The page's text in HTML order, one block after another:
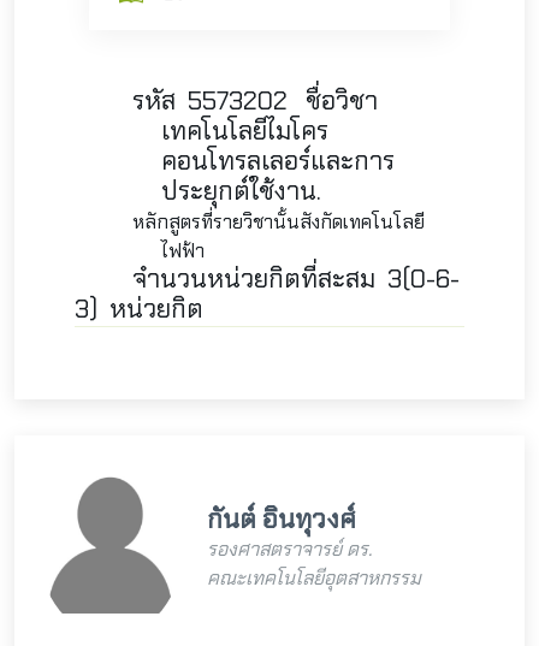
รหัส 5573202 ชื่อวิชา
เทคโนโลยีไมโคร
คอนโทรลเลอร์และการ
ประยุกต์ใช้งาน.
หลักสูตรที่รายวิชานั้นสังกัดเทคโนโลยี
ไฟฟ้า
จำนวนหน่วยกิตที่สะสม 3(0-6-
3) หน่วยกิต
กันต์ อินทุวงศ์
รองศาสตราจารย์ ดร.
คณะเทคโนโลยีอุตสาหกรรม